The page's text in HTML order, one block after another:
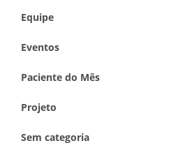
Equipe
Eventos
Paciente do Mês
Projeto
Sem categoria